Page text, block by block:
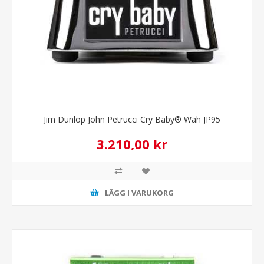
Jim Dunlop John Petrucci Cry Baby® Wah JP95
3.210,00 kr
LÄGG I VARUKORG